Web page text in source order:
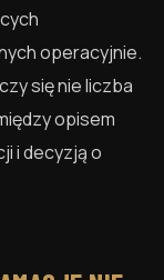
operacyjnie.
się nie liczba
opisem
i decyzją o